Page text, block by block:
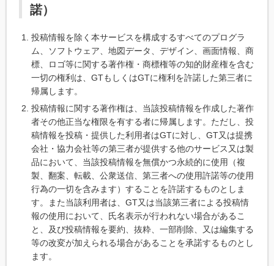
諾）
投稿情報を除く本サービスを構成するすべてのプログラ
ム、ソフトウェア、地図データ、デザイン、画面情報、商
標、ロゴ等に関する著作権・商標権等の知的財産権を含む
一切の権利は、GTもしくはGTに権利を許諾した第三者に
帰属します。
投稿情報に関する著作権は、当該投稿情報を作成した著作
者その他正当な権限を有する者に帰属します。ただし、投
稿情報を投稿・提供した利用者はGTに対し、GT又は提携
会社・協力会社等の第三者が提供する他のサービス又は製
品において、当該投稿情報を無償かつ永続的に使用（複
製、翻案、転載、公衆送信、第三者への使用許諾等の使用
行為の一切を含みます）することを許諾するものとしま
す。また当該利用者は、GT又は当該第三者による投稿情
報の使用において、氏名表示が行われない場合があるこ
と、及び投稿情報を要約、抜粋、一部削除、又は編集する
等の改変が加えられる場合があることを承諾するものとし
ます。